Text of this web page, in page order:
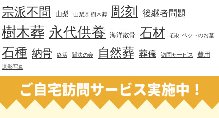
宗派不問 山梨 山梨県 樹木葬 彫刻 後継者問題
樹木葬 永代供養 海洋散骨 石材 石材 ペットのお墓
石種 納骨 終活 聞法の会 自然葬 葬儀 訪問サービス 費用
遺影写真